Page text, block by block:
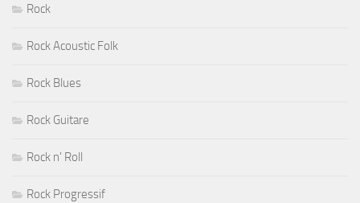
Rock
Rock Acoustic Folk
Rock Blues
Rock Guitare
Rock n' Roll
Rock Progressif